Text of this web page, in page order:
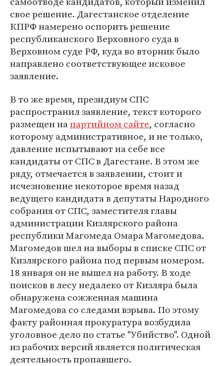
свое решение. Дагестанское отделение
КПРФ намерено оспорить решение
республиканского Верховного суда в
Верховном суде РФ, куда во вторник было
направлено соответствующее исковое
заявление.
В то же время, президиум СПС
распространил заявление, текст которого
размещен напартийном сайте, согласно
которому административное, и не только,
давление испытывают на себе все
кандидаты от СПС в Дагестане. В этом же
ряду, отмечается в заявлении, стоит и
исчезновение некоторое время назад
ведущего кандидата в депутаты Народного
собрания от СПС, заместителя главы
администрации Кизлярского района
республики Магомеда Омара Магомедова.
Магомедов шел на выборы в списке СПС от
Кизлярского района под первым номером.
18 января он не вышел на работу. В ходе
поисков в лесу недалеко от Кизляра была
обнаружена сожженная машина
Магомедова со следами взрыва. По этому
факту районная прокуратура возбудила
уголовное дело по статье "Убийство". Одной
из рабочих версий является политическая
деятельность пропавшего.